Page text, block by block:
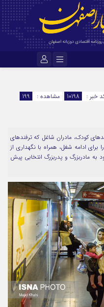
خبر : 10198 مشاهده : 199
کودک، مادران شاغل که ترفندهای
ادامه شغل، همراه با نگهداری از
به مادربزرگ و پدربزرگ انتخابی پیش